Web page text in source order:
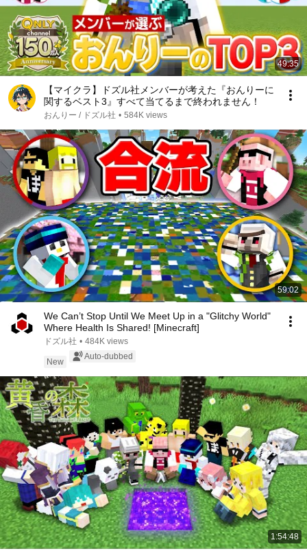
49:35
【マイクラ】ドズル社メンバーが考えた『おんりーに
関するベスト3』すべて当てるまで終われません！
おんりー / ドズル社 • 584K views
59:02
We Can’t Stop Until We Meet Up in a "Glitchy World"
Where Health Is Shared! [Minecraft]
ドズル社 • 484K views
New
Auto-dubbed
1:54:48